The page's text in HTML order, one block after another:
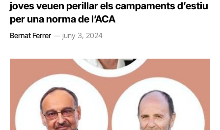
joves veuen perillar els campaments d’estiu
per una norma de l’ACA
Bernat Ferrer juny 3, 2024